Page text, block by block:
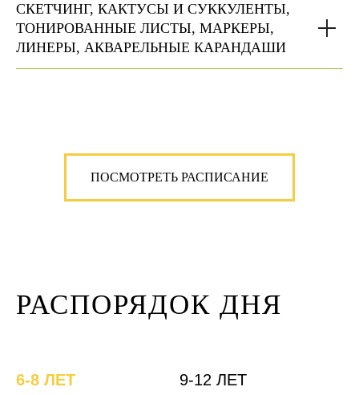
СКЕТЧИНГ, КАКТУСЫ И СУККУЛЕНТЫ,
ТОНИРОВАННЫЕ ЛИСТЫ, МАРКЕРЫ,
ЛИНЕРЫ, АКВАРЕЛЬНЫЕ КАРАНДАШИ
ПОСМОТРЕТЬ РАСПИСАНИЕ
РАСПОРЯДОК ДНЯ
6-8 ЛЕТ 9-12 ЛЕТ